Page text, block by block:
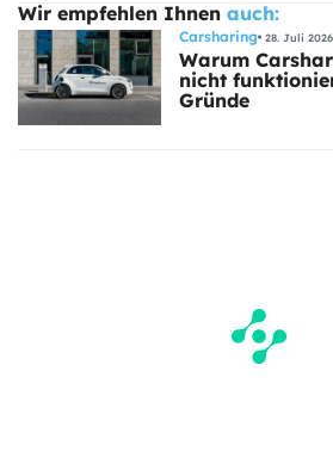
Wir empfehlen Ihnen auch:
Carsharing 28. Juli 2026
Warum
nicht
Gründe